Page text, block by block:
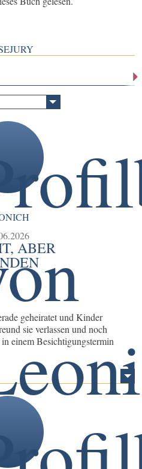
ABER
geheiratet und Kinder
sie verlassen und noch
einem Besichtigungstermin